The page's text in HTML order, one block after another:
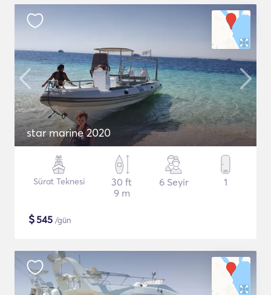
star marine 2020
Sürat Teknesi
30 ft
9 m
6 Seyir 1
$545 /gün